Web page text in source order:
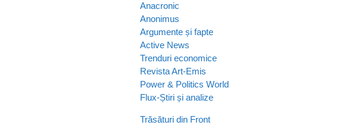
Anacronic
Anonimus
Argumente și fapte
Active News
Trenduri economice
Revista Art-Emis
Power & Politics World
Flux-Știri și analize
Trăsături din Front